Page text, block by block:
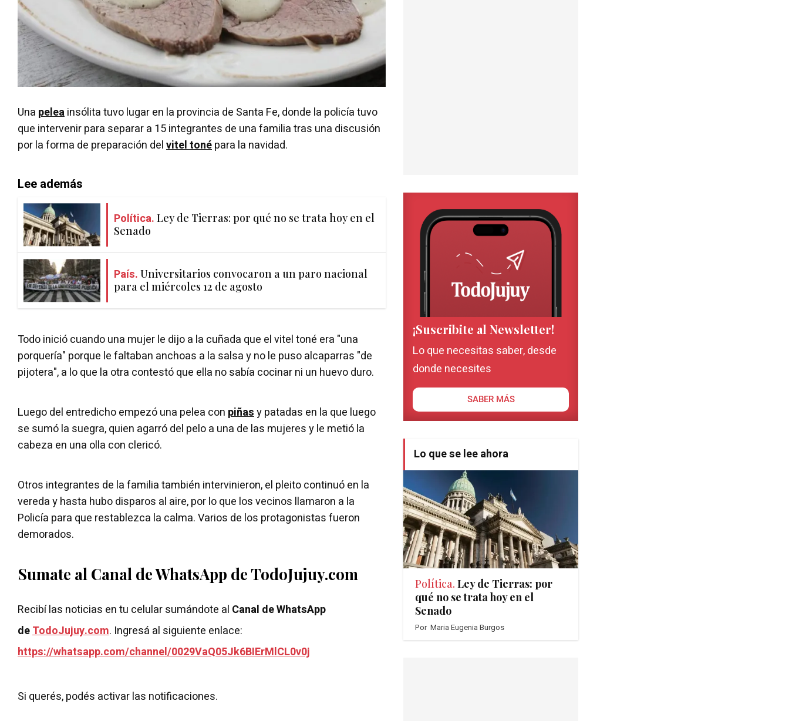
Una peleainsólita tuvo lugar en la provincia de Santa Fe, donde la policía tuvo
que intervenir para separar a 15 integrantes de una familia tras una discusión
por la forma de preparación delvitel tonépara la navidad.
Lee además
Política. Ley de Tierras: por qué no se trata hoy en el
Senado
País. Universitarios convocaron a un paro nacional
para el miércoles 12 de agosto
Todo inició cuando una mujer le dijo a la cuñada que el vitel toné era "una
porquería" porque le faltaban anchoas a la salsa y no le puso alcaparras "de
pijotera", a lo que la otra contestó que ella no sabía cocinar ni un huevo duro.
Luego del entredicho empezó una pelea con piñasy patadas en la que luego
se sumó la suegra, quien agarró del pelo a una de las mujeres y le metió la
cabeza en una olla con clericó.
Otros integrantes de la familia también intervinieron, el pleito continuó en la
vereda y hasta hubo disparos al aire, por lo que los vecinos llamaron a la
Policía para que restablezca la calma. Varios de los protagonistas fueron
demorados.
Sumate al Canal de WhatsApp de TodoJujuy.com
Recibí las noticias en tu celular sumándote al Canal de WhatsApp
deTodoJujuy.com. Ingresá al siguiente enlace:
https://whatsapp.com/channel/0029VaQ05Jk6BIErMlCL0v0j
Si querés, podés activar las notificaciones.
¡Suscribite al Newsletter!
Lo que necesitas saber, desde
donde necesites
SABER MÁS
Lo que se lee ahora
Política. Ley de Tierras: por
qué no se trata hoy en el
Senado
Por Maria Eugenia Burgos